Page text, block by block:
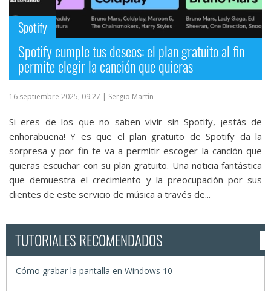
Spotify
Spotify cumple tus deseos: el plan gratuito al fin
permite elegir la canción que quieras
16 septiembre 2025, 09:27 | Sergio Martín
Si eres de los que no saben vivir sin Spotify, ¡estás de
enhorabuena! Y es que el plan gratuito de Spotify da la
sorpresa y por fin te va a permitir escoger la canción que
quieras escuchar con su plan gratuito. Una noticia fantástica
que demuestra el crecimiento y la preocupación por sus
clientes de este servicio de música a través de...
TUTORIALES RECOMENDADOS
Cómo grabar la pantalla en Windows 10